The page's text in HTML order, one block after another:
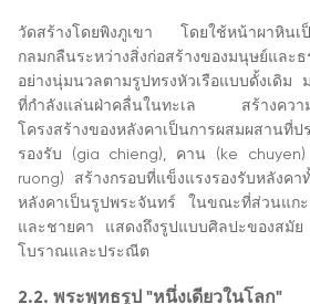
วัดสร้างโดยพิงภูเขา โดยใช้หน้าผาหิน
กลมกลืนระหว่างสิ่งก่อสร้างของมนุษย์แล
อย่างนุ่มนวลตามรูปทรงหัวเรือแบบดั้งเดิม
ที่กำลังแล่นฝ่าคลื่นในทะเล สร้างความ
โครงสร้างของหลังคาเป็นการผสมผสานที่
รองรับ (gia chieng), คาน (ke
ruong) สร้างกรอบที่แข็งแรงรองรับหลังค
หลังคาเป็นรูปพระจันทร์ ในขณะที่ส่วนแก
และชายคา แสดงถึงรูปแบบศิลปะของสมั
โบราณและประณีต
2.2. พระพุทธรูป "หนึ่งเดียวในโลก"